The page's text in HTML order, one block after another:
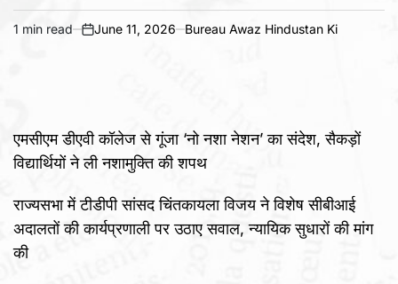
Estimated
1 min read
on
June 11, 2026 Bureau Awaz Hindustan Ki
एमसीएम डीएवी कॉलेज से गूंजा ‘नो नशा नेशन’ का संदेश, सैकड़ों
विद्यार्थियों ने ली नशामुक्ति की शपथ
राज्यसभा में टीडीपी सांसद चिंतकायला विजय ने विशेष सीबीआई
अदालतों की कार्यप्रणाली पर उठाए सवाल, न्यायिक सुधारों की मांग
की